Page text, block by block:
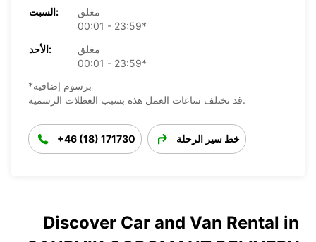
السبت:
مغلق
00:01 - 23:59*
الأحد:
مغلق
00:01 - 23:59*
*برسوم إضافية
قد تختلف ساعات العمل هذه بسبب العطلات الرسمية.
+46 (18) 171730 خط سير الرحلة
Discover Car and Van Rental in